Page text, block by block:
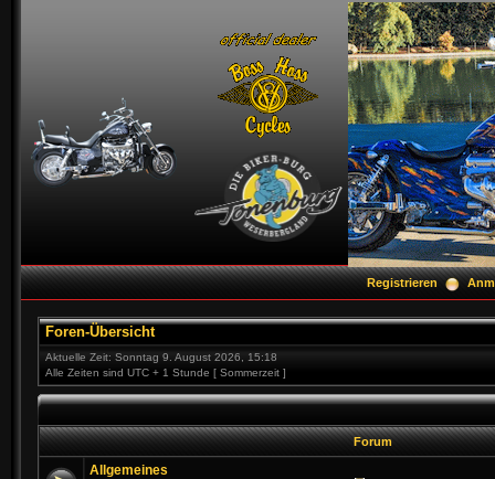
Registrieren
Foren-Übersicht
Aktuelle Zeit: Sonntag 9. August 2026, 15:18
Alle Zeiten sind UTC + 1 Stunde [ Sommerzeit ]
Forum
Allgemeines